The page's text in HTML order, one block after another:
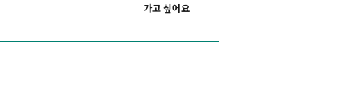
가고 싶어요